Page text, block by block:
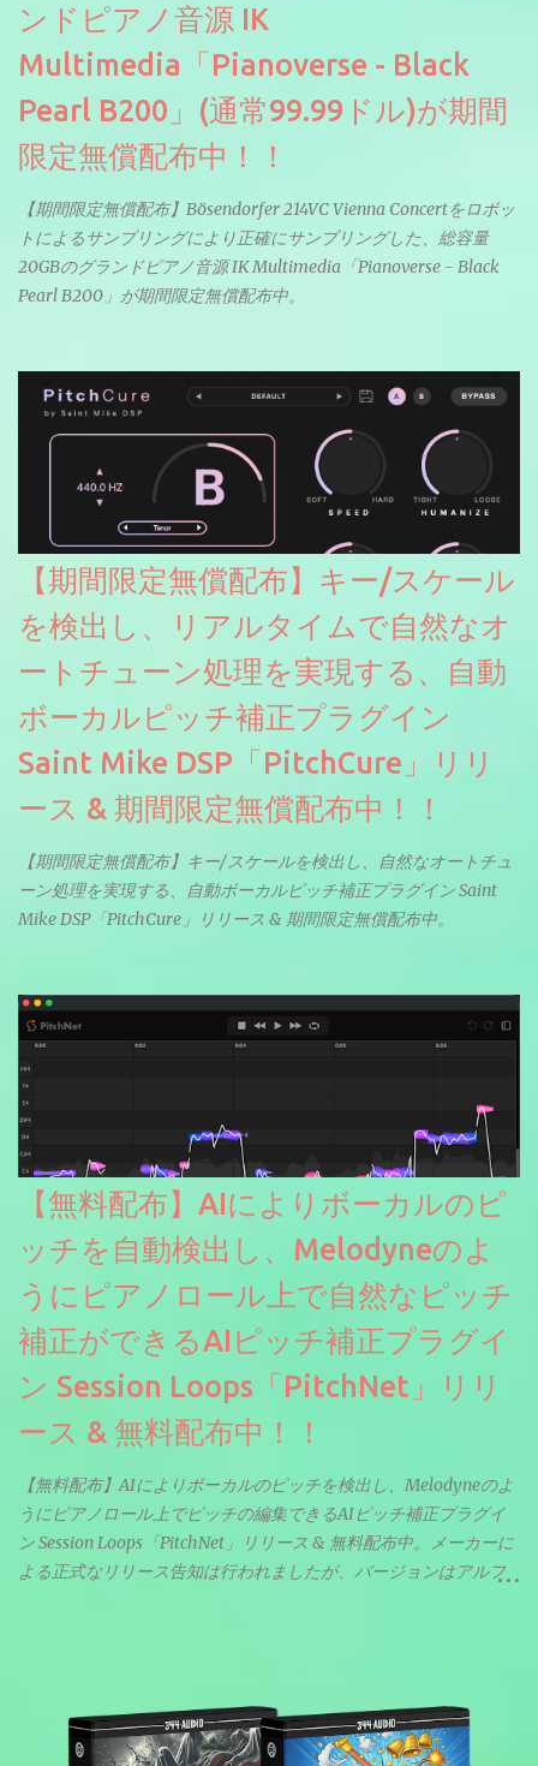
ンドピアノ音源 IK
Multimedia「Pianoverse - Black
Pearl B200」(通常99.99ドル)が期間
限定無償配布中！！
【期間限定無償配布】Bösendorfer 214VC Vienna Concertをロボッ
トによるサンプリングにより正確にサンプリングした、総容量
20GBのグランドピアノ音源 IK Multimedia「Pianoverse - Black
Pearl B200」が期間限定無償配布中。
【期間限定無償配布】キー/スケール
を検出し、リアルタイムで自然なオ
ートチューン処理を実現する、自動
ボーカルピッチ補正プラグイン
Saint Mike DSP「PitchCure」リリ
ース & 期間限定無償配布中！！
【期間限定無償配布】キー/スケールを検出し、自然なオートチュ
ーン処理を実現する、自動ボーカルピッチ補正プラグイン Saint
Mike DSP「PitchCure」リリース & 期間限定無償配布中。
【無料配布】AIによりボーカルのピ
ッチを自動検出し、Melodyneのよ
うにピアノロール上で自然なピッチ
補正ができるAIピッチ補正プラグイ
ン Session Loops「PitchNet」リリ
ース & 無料配布中！！
【無料配布】AIによりボーカルのピッチを検出し、Melodyneのよ
うにピアノロール上でピッチの編集できるAIピッチ補正プラグイ
ン Session Loops「PitchNet」リリース & 無料配布中。メーカーに
よる正式なリリース告知は行われましたが、バージョンはアルフ
のあるDrumNetのメーカーです。調べたところによるとオープン
ソースを元に設計・改良した製品のようです。